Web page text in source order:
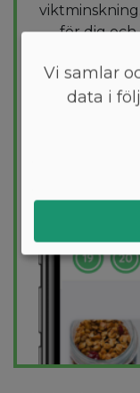
för dig och
Vi samlar
data i